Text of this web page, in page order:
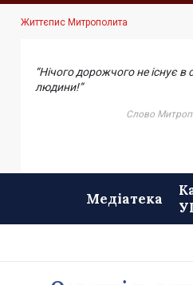
Життєпис Митрополита
“Нічого дорожчого не існує в
людини!”
Слово
Медіатека